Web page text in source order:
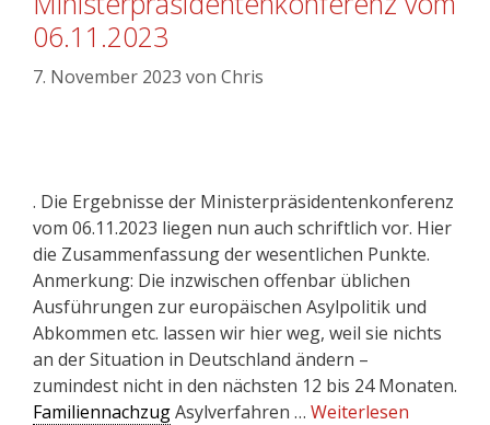
06.11.2023
7. November 2023 von Chris
. Die Ergebnisse der Ministerpräsidentenkonferenz
vom 06.11.2023 liegen nun auch schriftlich vor. Hier
die Zusammenfassung der wesentlichen Punkte.
Anmerkung: Die inzwischen offenbar üblichen
Ausführungen zur europäischen Asylpolitik und
Abkommen etc. lassen wir hier weg, weil sie nichts
an der Situation in Deutschland ändern –
zumindest nicht in den nächsten 12 bis 24 Monaten.
FamiliennachzugAsylverfahren … Weiterlesen